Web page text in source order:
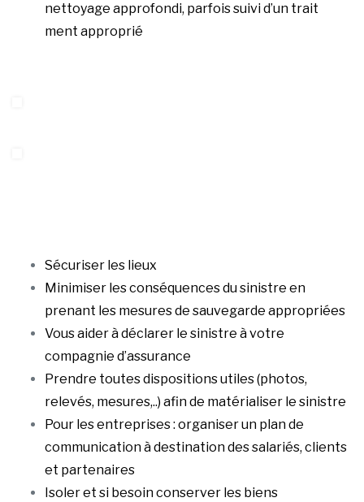
nettoyage approfondi, parfois suivi d’un trait
ment approprié
Sécuriser les lieux
Minimiser les conséquences du sinistre en
prenant les mesures de sauvegarde appropriées
Vous aider à déclarer le sinistre à votre
compagnie d’assurance
Prendre toutes dispositions utiles (photos,
relevés, mesures,..) afin de matérialiser le sinistre
Pour les entreprises : organiser un plan de
communication à destination des salariés, clients
et partenaires
Isoler et si besoin conserver les biens